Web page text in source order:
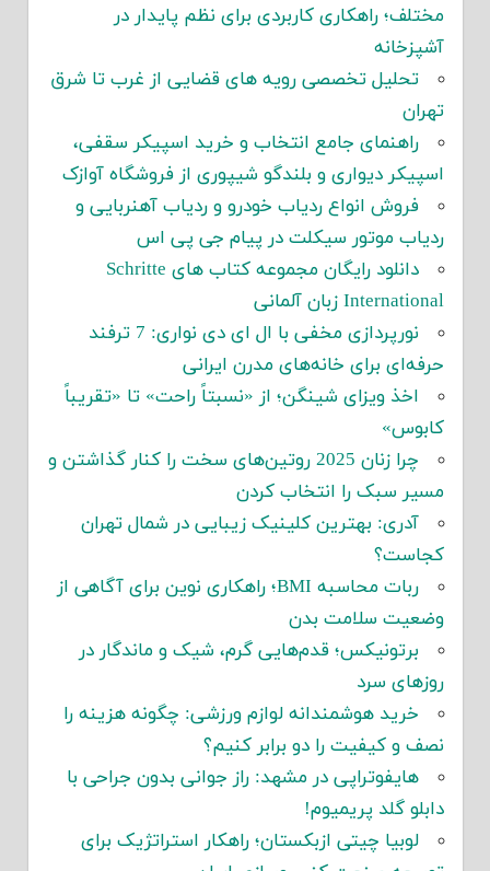
مختلف؛ راهکاری کاربردی برای نظم پایدار در
آشپزخانه
تحلیل تخصصی رویه های قضایی از غرب تا شرق
تهران
راهنمای جامع انتخاب و خرید اسپیکر سقفی،
اسپیکر دیواری و بلندگو شیپوری از فروشگاه آوازک
فروش انواع ردیاب خودرو و ردیاب آهنربایی و
ردیاب موتور سیکلت در پیام جی پی اس
دانلود رایگان مجموعه کتاب های Schritte
International زبان آلمانی
نورپردازی مخفی با ال ای دی نواری: 7 ترفند
حرفه‌ای برای خانه‌های مدرن ایرانی
اخذ ویزای شینگن؛ از «نسبتاً راحت» تا «تقریباً
کابوس»
چرا زنان 2025 روتین‌های سخت را کنار گذاشتن و
مسیر سبک را انتخاب کردن
آدری: بهترین کلینیک زیبایی در شمال تهران
کجاست؟
ربات محاسبه BMI؛ راهکاری نوین برای آگاهی از
وضعیت سلامت بدن
برتونیکس؛ قدم‌هایی گرم، شیک و ماندگار در
روزهای سرد
خرید هوشمندانه لوازم ورزشی: چگونه هزینه را
نصف و کیفیت را دو برابر کنیم؟
هایفوتراپی در مشهد: راز جوانی بدون جراحی با
دابلو گلد پریمیوم!
لوبیا چیتی ازبکستان؛ راهکار استراتژیک برای